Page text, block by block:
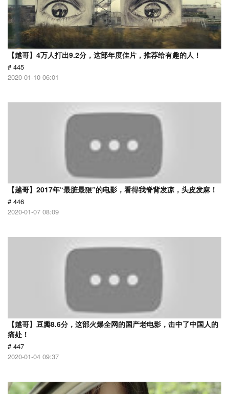
【越哥】4万人打出9.2分，这部年度佳片，推荐给有趣的人！
# 445
2020-01-10 06:01
【越哥】2017年“最脏最狠”的电影，看得我脊背发凉，头皮发麻！
# 446
2020-01-07 08:09
【越哥】豆瓣8.6分，这部火爆全网的国产老电影，击中了中国人的
痛处！
# 447
2020-01-04 09:37